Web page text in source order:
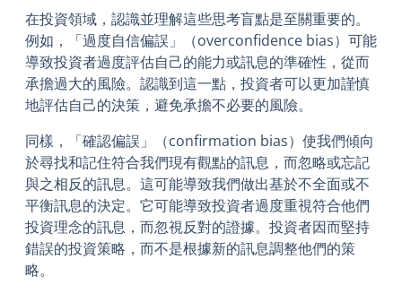
在投資領域，認識並理解這些思考盲點是至關重要的。
例如，「過度自信偏誤」（overconfidence bias）可能
導致投資者過度評估自己的能力或訊息的準確性，從而
承擔過大的風險。認識到這一點，投資者可以更加謹慎
地評估自己的決策，避免承擔不必要的風險。
同樣，「確認偏誤」（confirmation bias）使我們傾向
於尋找和記住符合我們現有觀點的訊息，而忽略或忘記
與之相反的訊息。這可能導致我們做出基於不全面或不
平衡訊息的決定。它可能導致投資者過度重視符合他們
投資理念的訊息，而忽視反對的證據。投資者因而堅持
錯誤的投資策略，而不是根據新的訊息調整他們的策
略。